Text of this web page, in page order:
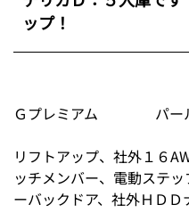
ップ！
Ｇプレミアム パール
リフトアップ、社外１６
ッチメンバー、電動ステ
ーバックドア、社外ＨＤＤ